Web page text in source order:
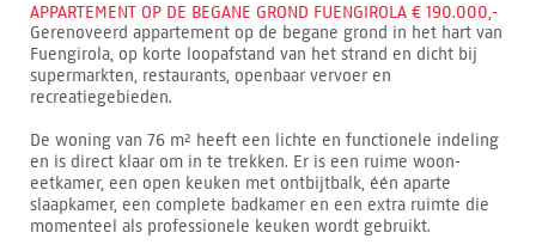
APPARTEMENT OP DE BEGANE GROND FUENGIROLA € 190.000,-
Gerenoveerd appartement op de begane grond in het hart van
Fuengirola, op korte loopafstand van het strand en dicht bij
supermarkten, restaurants, openbaar vervoer en
recreatiegebieden.
De woning van 76 m² heeft een lichte en functionele indeling
en is direct klaar om in te trekken. Er is een ruime woon-
eetkamer, een open keuken met ontbijtbalk, één aparte
slaapkamer, een complete badkamer en een extra ruimte die
momenteel als professionele keuken wordt gebruikt.